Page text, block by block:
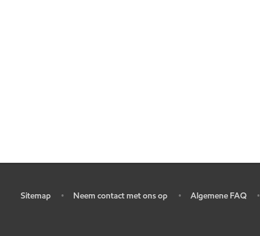
Sitemap • Neem contact met ons op • Algemene FAQ •